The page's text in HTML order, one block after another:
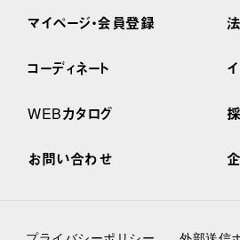
マイページ・会員登録
コーディネート
WEBカタログ
お問い合わせ